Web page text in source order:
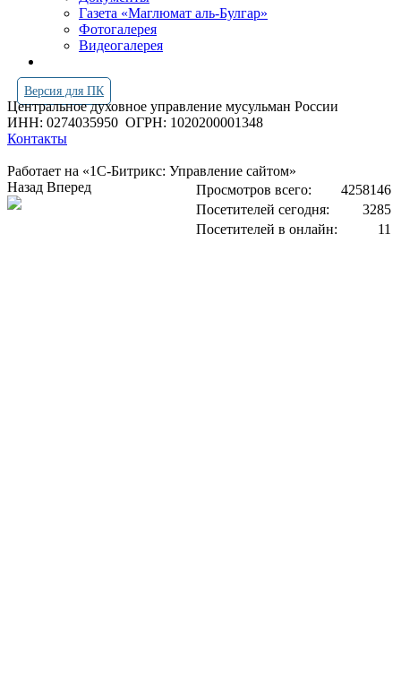
Газета «Маглюмат аль-Булгар»
Фотогалерея
Видеогалерея
Версия для ПК
Центральное духовное управление мусульман России
ИНН: 0274035950 ОГРН: 1020200001348
Контакты
Работает на «1С-Битрикс: Управление сайтом»
Просмотров всего:
4258146
Посетителей сегодня:
3285
Посетителей в онлайн:
11
Назад Вперед